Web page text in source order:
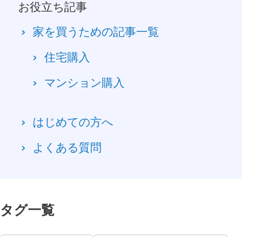
お役立ち記事
家を買うための記事一覧
住宅購入
マンション購入
はじめての方へ
よくある質問
タグ一覧